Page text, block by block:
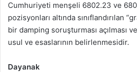
Cumhuriyeti menşeli 6802.23 ve
pozisyonları altında sınıflandırılan
bir damping soruşturması açılması
usul ve esaslarının belirlenmesidir.
Dayanak